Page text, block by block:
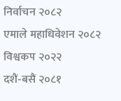
निर्वाचन २०८२
एमाले महाधिवेशन २०८२
विश्वकप २०२२
दशैं-बसैं २०८१